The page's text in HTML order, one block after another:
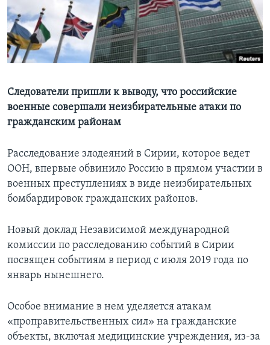
Learning English
СОЦИАЛЬНЫЕ СЕТИ
Языки
Следователи пришли к выводу, что российские
военные совершали неизбирательные атаки по
гражданским районам
Расследование злодеяний в Сирии, которое ведет
ООН, впервые обвинило Россию в прямом участии в
военных преступлениях в виде неизбирательных
бомбардировок гражданских районов.
Новый доклад Независимой международной
комиссии по расследованию событий в Сирии
посвящен событиям в период с июля 2019 года по
январь нынешнего.
Особое внимание в нем уделяется атакам
«проправительственных сил» на гражданские
объекты, включая медицинские учреждения, из-за